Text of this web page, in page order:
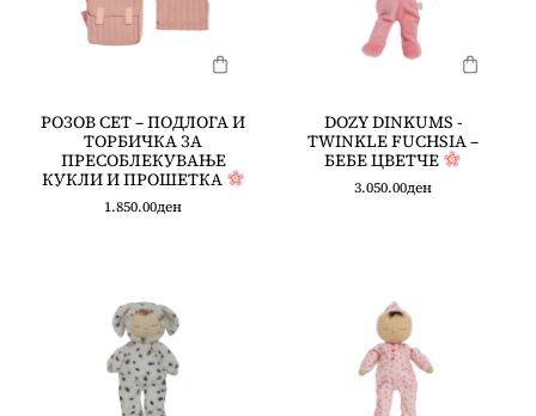
РОЗОВ СЕТ – ПОДЛОГА И
ТОРБИЧКА ЗА
ПРЕСОБЛЕКУВАЊЕ
КУКЛИ И ПРОШЕТКА
1.850.00ден
DOZY DINKUMS -
TWINKLE FUCHSIA –
БЕБЕ ЦВЕТЧЕ
3.050.00ден